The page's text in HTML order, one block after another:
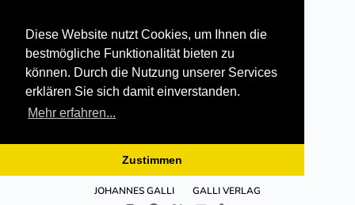
Diese Website nutzt Cookies, um Ihnen die
bestmögliche Funktionalität bieten zu
können. Durch die Nutzung unserer Services
erklären Sie sich damit einverstanden.
Mehr erfahren...
Zustimmen
JOHANNES GALLI GALLI VERLAG